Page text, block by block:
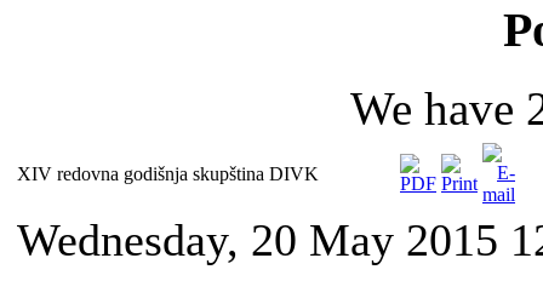
We have
XIV redovna godišnja skupština DIVK
Wednesday, 20 May 2015